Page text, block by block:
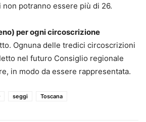
potranno essere più di 26.
per ogni circoscrizione
Ognuna delle tredici circoscrizioni
nel futuro Consiglio regionale
in modo da essere rappresentata.
seggi Toscana